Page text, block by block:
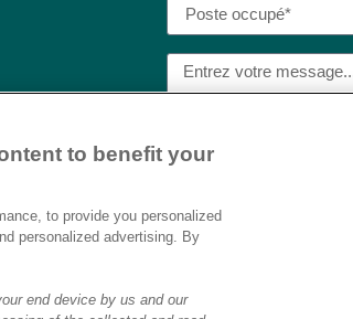
Destination AI.​
to benefit your
to provide you personalized
personalized advertising. By
end device by us and our